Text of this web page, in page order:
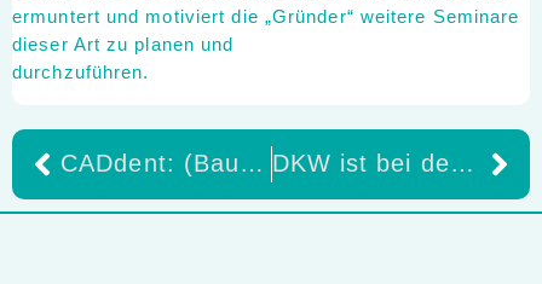
ermuntert und motiviert die „Gründer“ weitere Seminare
dieser Art zu planen und
durchzuführen.
CADdent: (Baukasten) vom ZT für ZT – innovativ und wirtschaftlich! DKW ist bei den LMT lab Days in Chicago vor Ort ! LIVE ……Dr. rer. nat. Berthold Reusch MBA / CTO von DKW